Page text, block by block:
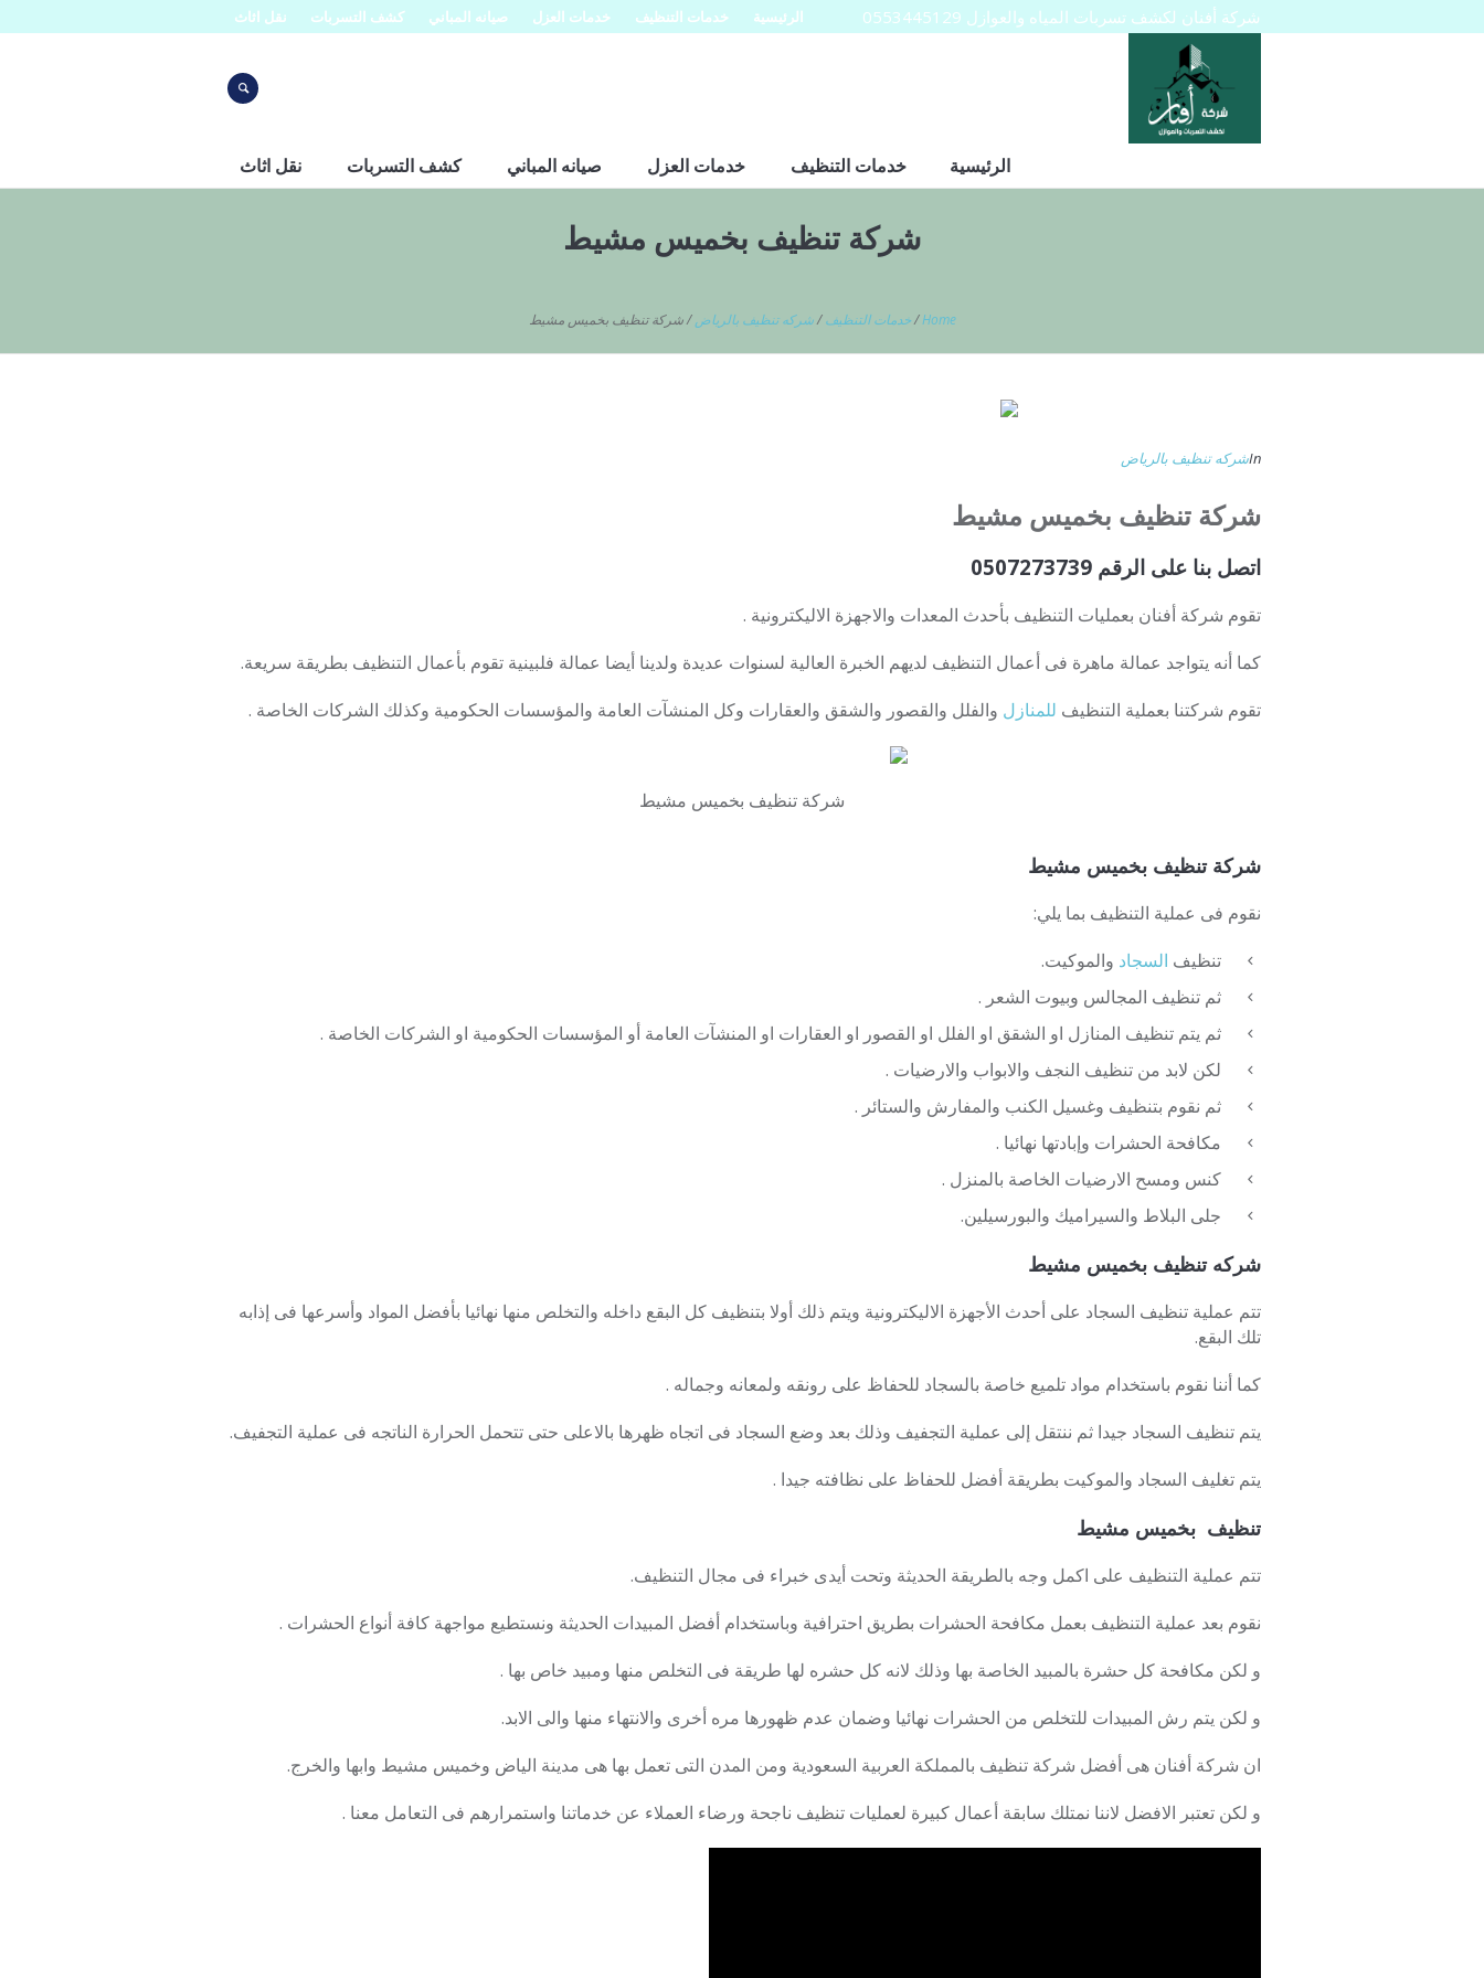
الرئيسية خدمات التنظيف خدمات العزل صيانه المباني كشف التسربات نقل اثاث شركة أفنان لكشف تسربات المياه والعوازل 0553445129
الرئيسية خدمات التنظيف خدمات العزل صيانه المباني كشف التسربات نقل اثاث
شركة تنظيف بخميس مشيط
Home
/خدمات التنظيف /شركه تنظيف بالرياض /شركة تنظيف بخميس مشيط
Inشركه تنظيف بالرياض
شركة تنظيف بخميس مشيط
اتصل بنا على الرقم 0507273739
تقوم شركة أفنان بعمليات التنظيف بأحدث المعدات والاجهزة الاليكترونية .
كما أنه يتواجد عمالة ماهرة فى أعمال التنظيف لديهم الخبرة العالية لسنوات عديدة ولدينا أيضا عمالة فلبينية تقوم بأعمال التنظيف بطريقة سريعة.
تقوم شركتنا بعملية التنظيف للمنازل والفلل والقصور والشقق والعقارات وكل المنشآت العامة والمؤسسات الحكومية وكذلك الشركات الخاصة .
شركة تنظيف بخميس مشيط
شركة تنظيف بخميس مشيط
نقوم فى عملية التنظيف بما يلي:
تنظيف السجاد والموكيت.
ثم تنظيف المجالس وبيوت الشعر .
ثم يتم تنظيف المنازل او الشقق او الفلل او القصور او العقارات او المنشآت العامة أو المؤسسات الحكومية او الشركات الخاصة .
لكن لابد من تنظيف النجف والابواب والارضيات .
ثم نقوم بتنظيف وغسيل الكنب والمفارش والستائر .
مكافحة الحشرات وإبادتها نهائيا .
كنس ومسح الارضيات الخاصة بالمنزل .
جلى البلاط والسيراميك والبورسيلين.
شركه تنظيف بخميس مشيط
تتم عملية تنظيف السجاد على أحدث الأجهزة الاليكترونية ويتم ذلك أولا بتنظيف كل البقع داخله والتخلص منها نهائيا بأفضل المواد وأسرعها فى إذابه
تلك البقع.
كما أننا نقوم باستخدام مواد تلميع خاصة بالسجاد للحفاظ على رونقه ولمعانه وجماله .
يتم تنظيف السجاد جيدا ثم ننتقل إلى عملية التجفيف وذلك بعد وضع السجاد فى اتجاه ظهرها بالاعلى حتى تتحمل الحرارة الناتجه فى عملية التجفيف.
يتم تغليف السجاد والموكيت بطريقة أفضل للحفاظ على نظافته جيدا .
تنظيف بخميس مشيط
تتم عملية التنظيف على اكمل وجه بالطريقة الحديثة وتحت أيدى خبراء فى مجال التنظيف.
نقوم بعد عملية التنظيف بعمل مكافحة الحشرات بطريق احترافية وباستخدام أفضل المبيدات الحديثة ونستطيع مواجهة كافة أنواع الحشرات .
و لكن مكافحة كل حشرة بالمبيد الخاصة بها وذلك لانه كل حشره لها طريقة فى التخلص منها ومبيد خاص بها .
و لكن يتم رش المبيدات للتخلص من الحشرات نهائيا وضمان عدم ظهورها مره أخرى والانتهاء منها والى الابد.
ان شركة أفنان هى أفضل شركة تنظيف بالمملكة العربية السعودية ومن المدن التى تعمل بها هى مدينة الياض وخميس مشيط وابها والخرج.
و لكن تعتبر الافضل لاننا نمتلك سابقة أعمال كبيرة لعمليات تنظيف ناجحة ورضاء العملاء عن خدماتنا واستمرارهم فى التعامل معنا .